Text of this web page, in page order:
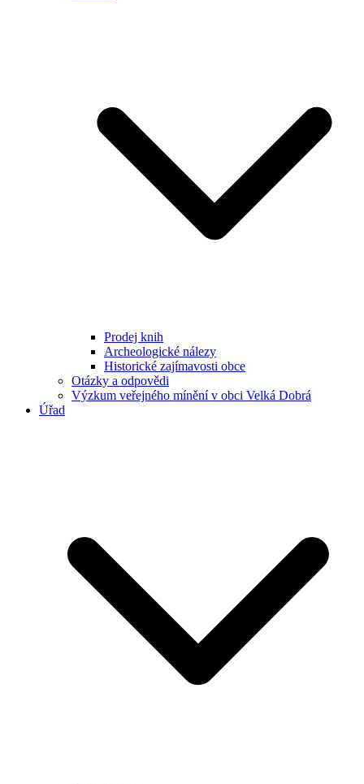
Prodej knih
Archeologické nálezy
Historické zajímavosti obce
Otázky a odpovědi
Výzkum veřejného mínění v obci Velká Dobrá
Úřad